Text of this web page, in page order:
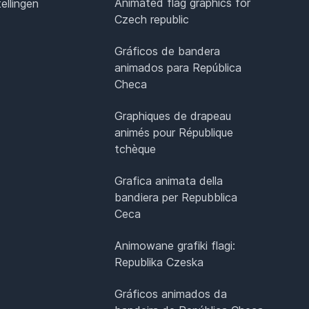
Animated flag graphics for
Czech republic
Gráficos de bandera
animados para República
Checa
Graphiques de drapeau
animés pour République
tchèque
Grafica animata della
bandiera per Repubblica
Ceca
Animowane grafiki flagi:
Republika Czeska
Gráficos animados da